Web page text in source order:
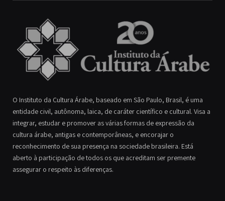
O Instituto da Cultura Árabe, baseado em São Paulo, Brasil, é uma
entidade civil, autônoma, laica, de caráter científico e cultural. Visa a
integrar, estudar e promover as várias formas de expressão da
cultura árabe, antigas e contemporâneas, e encorajar o
reconhecimento de sua presença na sociedade brasileira. Está
aberto à participação de todos os que acreditam ser premente
assegurar o respeito às diferenças.